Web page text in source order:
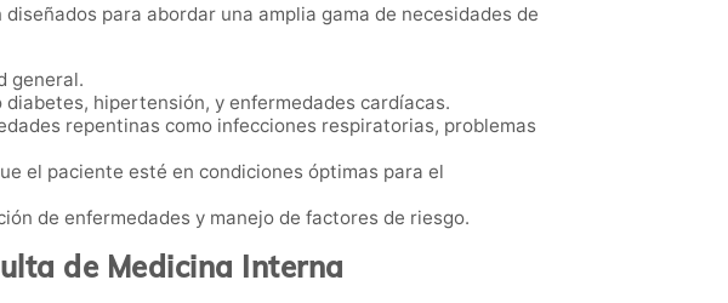
para abordar una amplia gama de necesidades de
general.
hipertensión, y enfermedades cardíacas.
repentinas como infecciones respiratorias, problemas
el paciente esté en condiciones óptimas para el
de enfermedades y manejo de factores de riesgo.
de Medicina Interna